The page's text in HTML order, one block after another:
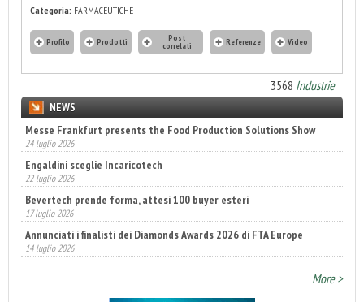
Categoria: FARMACEUTICHE
Profilo Prodotti Post
correlati Referenze Video
3568 Industrie
NEWS
Messe Frankfurt presents the Food Production Solutions Show
24 luglio 2026
Engaldini sceglie Incaricotech
22 luglio 2026
Bevertech prende forma, attesi 100 buyer esteri
17 luglio 2026
Annunciati i finalisti dei Diamonds Awards 2026 di FTA Europe
14 luglio 2026
Fatturato record per l'industria cosmetica in Italia
More >